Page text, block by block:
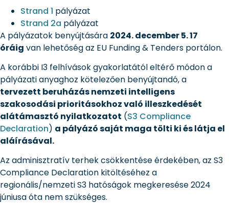
Strand 1 pályázat
Strand 2a pályázat
A pályázatok benyújtására 2024. december 5. 17
óráig van lehetőség az EU Funding & Tenders portálon.
A korábbi I3 felhívások gyakorlatától eltérő módon a
pályázati anyaghoz kötelezően benyújtandó, a
tervezett beruházás nemzeti intelligens
szakosodási prioritásokhoz való illeszkedését
alátámasztó nyilatkozatot (S3 Compliance
Declaration) a pályázó saját maga tölti ki és látja el
aláírásával.
Az adminisztratív terhek csökkentése érdekében, az S3
Compliance Declaration kitöltéséhez a
regionális/nemzeti S3 hatóságok megkeresése 2024
júniusa óta nem szükséges.